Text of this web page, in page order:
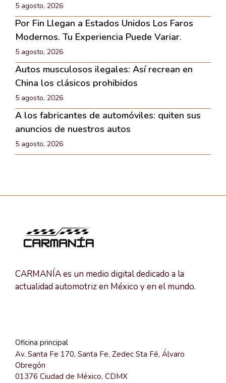
5 agosto, 2026
Por Fin Llegan a Estados Unidos Los Faros
Modernos. Tu Experiencia Puede Variar.
5 agosto, 2026
Autos musculosos ilegales: Así recrean en
China los clásicos prohibidos
5 agosto, 2026
A los fabricantes de automóviles: quiten sus
anuncios de nuestros autos
5 agosto, 2026
CARMANÍA es un medio digital dedicado a la
actualidad automotriz en México y en el mundo.
Oficina principal
Av. Santa Fe 170, Santa Fe, Zedec Sta Fé, Álvaro
Obregón
01376 Ciudad de México, CDMX